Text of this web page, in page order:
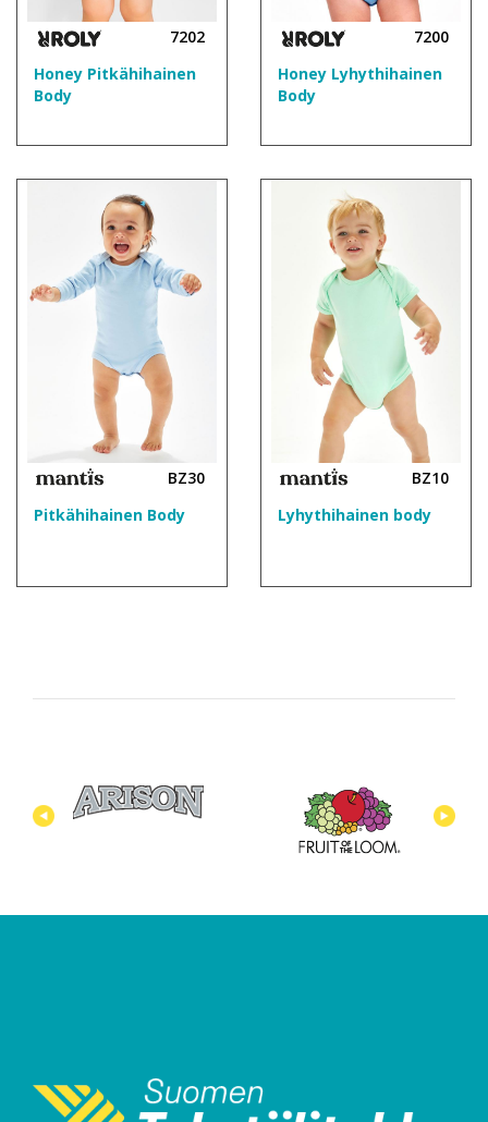
7202
Honey Pitkähihainen
Body
7200
Honey Lyhythihainen
Body
BZ30
Pitkähihainen Body
BZ10
Lyhythihainen body